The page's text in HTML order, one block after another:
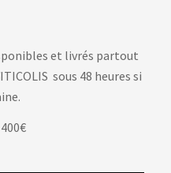
et livrés partout
sous 48 heures si